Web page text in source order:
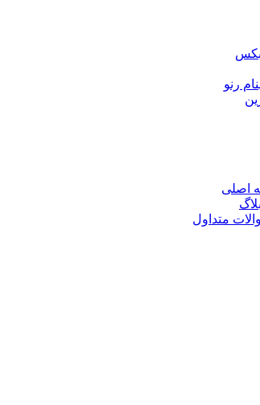
رنو
اصلی
متداول